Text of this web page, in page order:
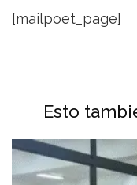
[mailpoet_page]
Esto